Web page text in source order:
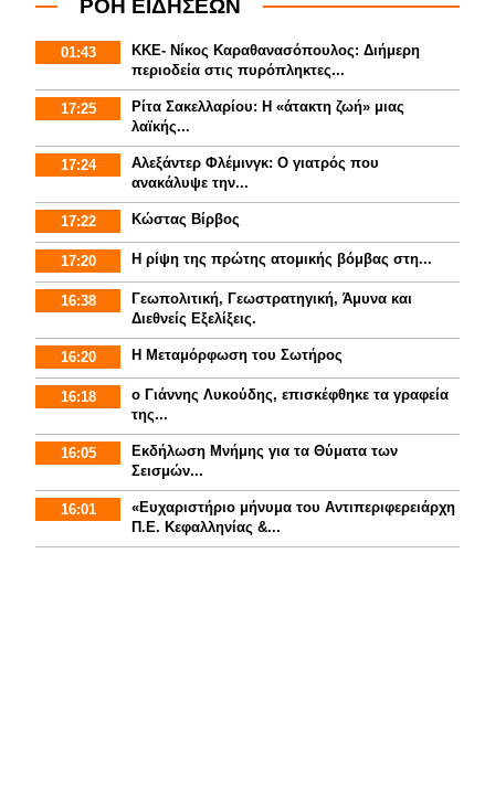
ΡΟΗ ΕΙΔΗΣΕΩΝ
01:43
ΚΚΕ- Νίκος Καραθανασόπουλος: Διήμερη
περιοδεία στις πυρόπληκτες...
17:25
Ρίτα Σακελλαρίου: Η «άτακτη ζωή» μιας
λαϊκής...
17:24
Αλεξάντερ Φλέμινγκ: Ο γιατρός που
ανακάλυψε την...
17:22 Κώστας Βίρβος
17:20 Η ρίψη της πρώτης ατομικής βόμβας στη...
16:38
Γεωπολιτική, Γεωστρατηγική, Άμυνα και
Διεθνείς Εξελίξεις.
16:20 Η Μεταμόρφωση του Σωτήρος
16:18
ο Γιάννης Λυκούδης, επισκέφθηκε τα γραφεία
της...
16:05
Εκδήλωση Μνήμης για τα Θύματα των
Σεισμών...
16:01
«Ευχαριστήριο μήνυμα του Αντιπεριφερειάρχη
Π.Ε. Κεφαλληνίας &...